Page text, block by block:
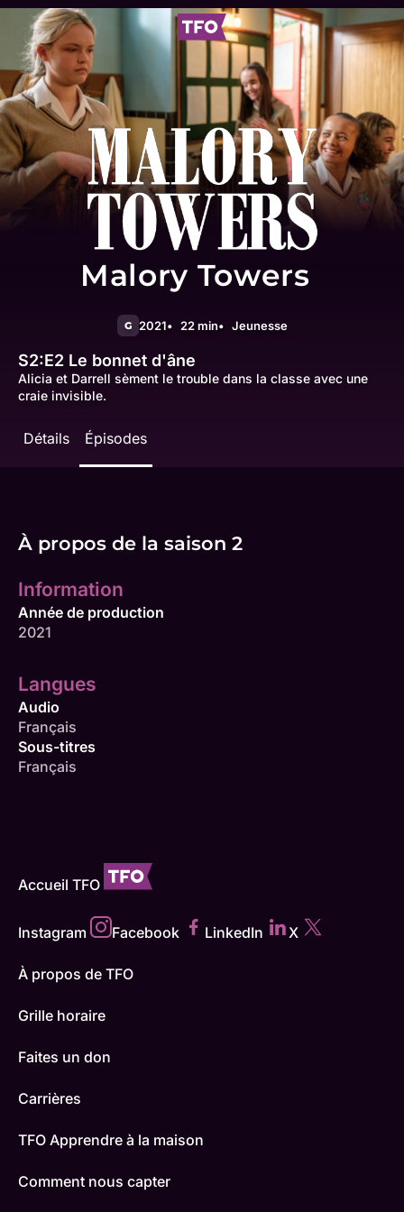
Malory Towers
G 2021 22 min Jeunesse
S2:E2 Le bonnet d'âne
Alicia et Darrell sèment le trouble dans la classe avec une
craie invisible.
Détails Épisodes
À propos de la saison 2
Information
Année de production
2021
Langues
Audio
Français
Sous-titres
Français
Accueil TFO
Instagram Facebook LinkedIn X
À propos de TFO
Grille horaire
Faites un don
Carrières
TFO Apprendre à la maison
Comment nous capter